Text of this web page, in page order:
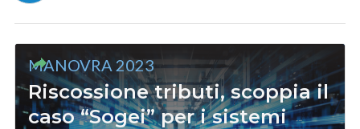
MANOVRA 2023
Riscossione tributi, scoppia il
caso “Sogei” per i sistemi